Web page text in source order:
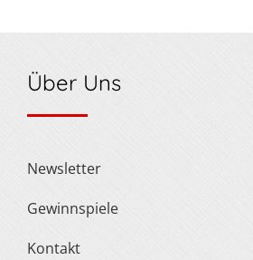
Über Uns
Newsletter
Gewinnspiele
Kontakt